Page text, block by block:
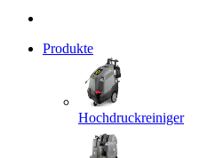
Produkte
Hochdruckreiniger